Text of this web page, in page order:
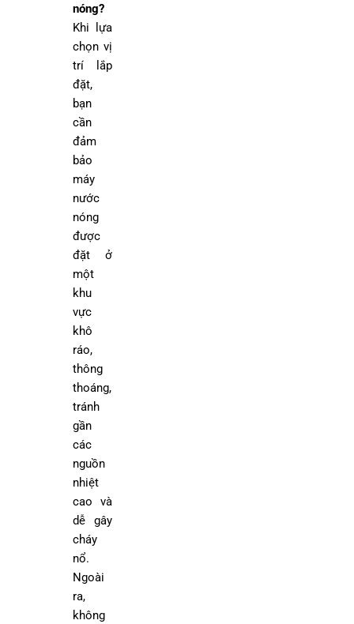
nóng?
Khi lựa
chọn vị
trí lắp
đặt,
bạn
cần
đảm
bảo
máy
nước
nóng
được
đặt ở
một
khu
vực
khô
ráo,
thông
thoáng,
tránh
gần
các
nguồn
nhiệt
cao và
dễ gây
cháy
nổ.
Ngoài
ra,
không